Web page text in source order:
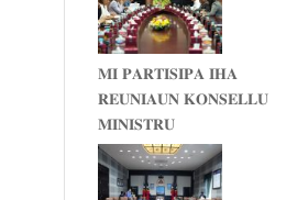
𝐌𝐈 𝐏𝐀𝐑𝐓𝐈𝐒𝐈𝐏𝐀 𝐈𝐇𝐀
𝐑𝐄𝐔𝐍𝐈𝐀𝐔𝐍 𝐊𝐎𝐍𝐒𝐄𝐋𝐋𝐔
𝐌𝐈𝐍𝐈𝐒𝐓𝐑𝐔